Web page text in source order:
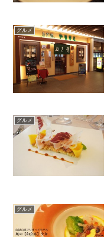
グルメ
グルメ
グルメ